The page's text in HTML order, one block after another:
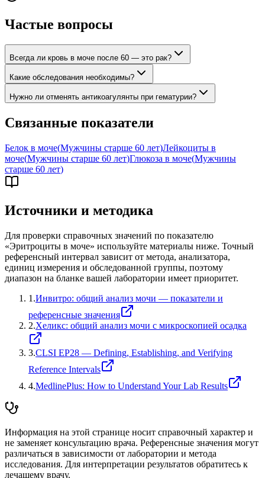
Частые вопросы
Всегда ли кровь в моче после 60 — это рак?
Какие обследования необходимы?
Нужно ли отменять антикоагулянты при гематурии?
Связанные показатели
Белок в моче(Мужчины старше 60 лет)Лейкоциты в
моче(Мужчины старше 60 лет)Глюкоза в моче(Мужчины
старше 60 лет)
Источники и методика
Для проверки справочных значений по показателю
«Эритроциты в моче» используйте материалы ниже. Точный
референсный интервал зависит от метода, анализатора,
единиц измерения и обследованной группы, поэтому
диапазон на бланке вашей лаборатории имеет приоритет.
1 .Инвитро: общий анализ мочи — показатели и
референсные значения
2.Хеликс: общий анализ мочи с микроскопией осадка
3.CLSI EP28 — Defining, Establishing, and Verifying
Reference Intervals
4.MedlinePlus: How to Understand Your Lab Results
Информация на этой странице носит справочный характер и
не заменяет консультацию врача. Референсные значения могут
различаться в зависимости от лаборатории и метода
исследования. Для интерпретации результатов обратитесь к
лечащему врачу.